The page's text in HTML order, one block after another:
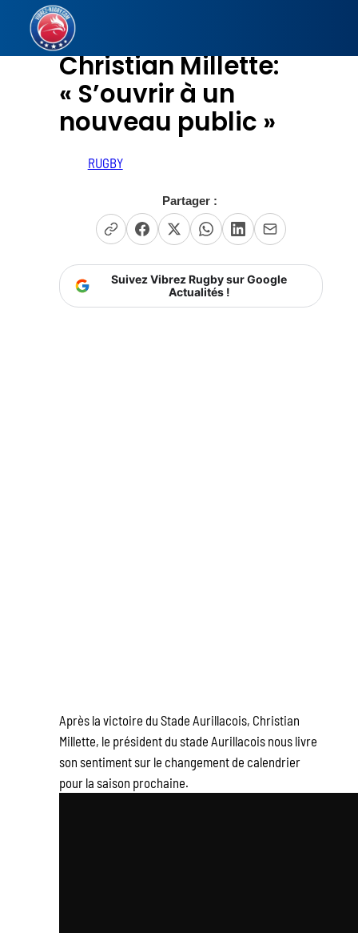
contenu
Christian Millette:
« S’ouvrir à un
nouveau public »
RUGBY
Partager :
Suivez Vibrez Rugby sur Google
Actualités !
Après la victoire du Stade Aurillacois, Christian
Millette, le président du stade Aurillacois nous livre
son sentiment sur le changement de calendrier
pour la saison prochaine.